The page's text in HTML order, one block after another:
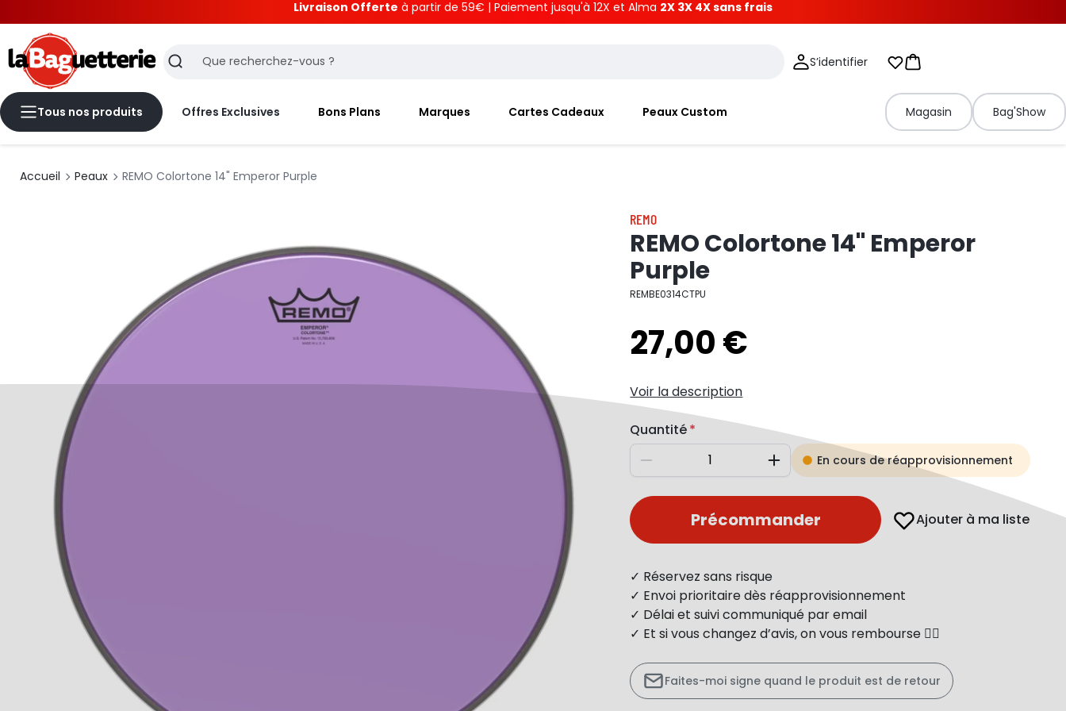
Livraison Offerte à partir de 59€ | Paiement jusqu'à 12X et Alma 2X 3X 4X sans frais
Recherche S’identifier Mes listes d'envies
Panier
Tous nos produits Offres Exclusives Bons Plans Marques Cartes Cadeaux Peaux Custom Magasin Bag'Show
Accueil Peaux REMO Colortone 14" Emperor Purple
REMO
REMO Colortone 14" Emperor
Purple
REMBE0314CTPU
27,00 €
Voir la description
Quantité
Diminuer AugmenterEn cours de réapprovisionnement
Précommander Ajouter à ma liste
✓ Réservez sans risque
✓ Envoi prioritaire dès réapprovisionnement
✓ Délai et suivi communiqué par email
✓ Et si vous changez d’avis, on vous rembourse 👍🏻
Faites-moi signe quand le produit est de retour